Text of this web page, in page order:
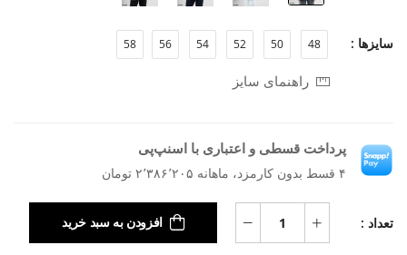
سایزها : 48
50
52
54
56
58
راهنمای سایز
پرداخت قسطی و اعتباری با اسنپ‌پی
۴ قسط بدون کارمزد، ماهانه ۲٬۳۸۶٬۲۰۵ تومان
تعداد : افزودن به سبد خرید